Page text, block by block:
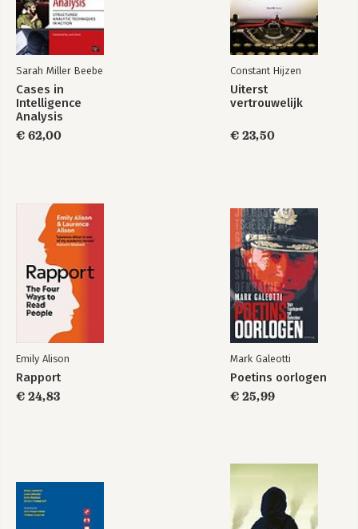
Een militaire aanpak in een civiele dienst
-Rob Bertholee (2011-2018)
De AIVD als koninginneoffer
-Dick Schoof (2018-2020)
Inlichtingenleiderschap in de Nederlandse praktijk: een
groepsportret
Noten
Literatuur
Sarah Miller Beebe
Cases in
Intelligence
Analysis
€ 62,00
Constant Hijzen
Uiterst
vertrouwelijk
€ 23,50
Emily Alison
Rapport
€ 24,83
Mark Galeotti
Poetins oorlogen
€ 25,99